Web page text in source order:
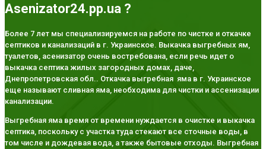
Asenizator24.pp.ua ?
Более 7 лет мы специализируемся на работе по чистке и откачке
септиков и канализаций в г. Украинское. Выкачка выгребных ям,
туалетов, асенизатор очень востребована, если речь идет о
выкачка септика жилых загородных домах, даче,
Днепропетровская обл.. Откачка выгребная яма в г. Украинское
еще называют сливная яма, необходима для чистки и ассенизации
канализации.
Выгребная яма время от времени нуждается в очистке и выкачка
септика, поскольку с участка туда стекают все сточные воды, в
том числе и дождевая вода, а также бытовые отходы. Выгребная